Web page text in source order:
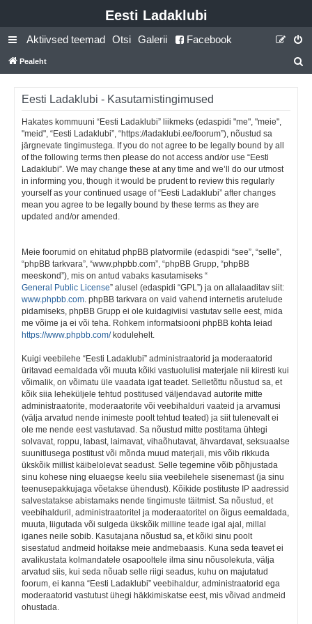
Eesti Ladaklubi
Aktiivsed teemad Otsi Galerii Facebook
Pealeht
t
Eesti Ladaklubi - Kasutamistingimused
Hakates kommuuni “Eesti Ladaklubi” liikmeks (edaspidi "me", "meie",
"meid", “Eesti Ladaklubi”, “https://ladaklubi.ee/foorum”), nõustud sa
järgnevate tingimustega. If you do not agree to be legally bound by all
of the following terms then please do not access and/or use “Eesti
Ladaklubi”. We may change these at any time and we’ll do our utmost
in informing you, though it would be prudent to review this regularly
yourself as your continued usage of “Eesti Ladaklubi” after changes
mean you agree to be legally bound by these terms as they are
updated and/or amended.
Meie foorumid on ehitatud phpBB platvormile (edaspidi “see”, “selle”,
“phpBB tarkvara”, “www.phpbb.com”, “phpBB Grupp, “phpBB
meeskond”), mis on antud vabaks kasutamiseks “
General Public License” alusel (edaspidi “GPL”) ja on allalaaditav siit:
www.phpbb.com. phpBB tarkvara on vaid vahend internetis arutelude
pidamiseks, phpBB Grupp ei ole kuidagiviisi vastutav selle eest, mida
me võime ja ei või teha. Rohkem informatsiooni phpBB kohta leiad
https://www.phpbb.com/kodulehelt.
Kuigi veebilehe “Eesti Ladaklubi” administraatorid ja moderaatorid
üritavad eemaldada või muuta kõiki vastuolulisi materjale nii kiiresti kui
võimalik, on võimatu üle vaadata igat teadet. Selletõttu nõustud sa, et
kõik siia leheküljele tehtud postitused väljendavad autorite mitte
administraatorite, moderaatorite või veebihalduri vaateid ja arvamusi
(välja arvatud nende inimeste poolt tehtud teated) ja siit tulenevalt ei
ole me nende eest vastutavad. Sa nõustud mitte postitama ühtegi
solvavat, roppu, labast, laimavat, vihaõhutavat, ähvardavat, seksuaalse
suunitlusega postitust või mõnda muud materjali, mis võib rikkuda
ükskõik millist käibelolevat seadust. Selle tegemine võib põhjustada
sinu kohese ning eluaegse keelu siia veebilehele sisenemast (ja sinu
teenusepakkujaga võetakse ühendust). Kõikide postituste IP aadressid
salvestatakse abistamaks nende tingimuste täitmist. Sa nõustud, et
veebihalduril, administraatoritel ja moderaatoritel on õigus eemaldada,
muuta, liigutada või sulgeda ükskõik milline teade igal ajal, millal
iganes neile sobib. Kasutajana nõustud sa, et kõiki sinu poolt
sisestatud andmeid hoitakse meie andmebaasis. Kuna seda teavet ei
avalikustata kolmandatele osapooltele ilma sinu nõusolekuta, välja
arvatud siis, kui seda nõuab selle riigi seadus, kuhu on majutatud
foorum, ei kanna “Eesti Ladaklubi” veebihaldur, administraatorid ega
moderaatorid vastutust ühegi häkkimiskatse eest, mis võivad andmeid
ohustada.